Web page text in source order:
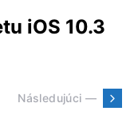
iOS 10.3
Následujúci —